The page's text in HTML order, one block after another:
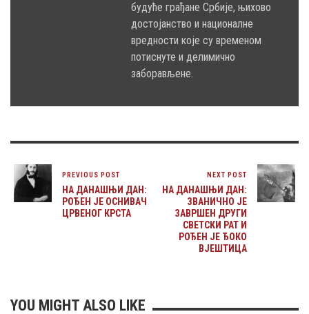
будуће грађане Србије, њихово
достојанство и националне
вредности које су временом
потиснуте и делимично
заборављене.
PREVIOUS POST
НА ДАНАШЊИ ДАН:
РОЂЕН ЈЕ ОСНИВАЧ
ЦРВЕНОГ КРСТА
NEXT POST
НА ДАНАШЊИ ДАН:
ЗВАНИЧНО ЈЕ
ЗАВРШЕН ДРУГИ
СВЕТСКИ РАТ И
РОЂЕН ЈЕ ЂОКО
ВЈЕШТИЦА
YOU MIGHT ALSO LIKE